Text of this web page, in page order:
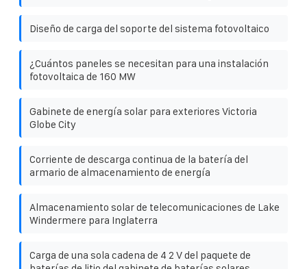
Diseño de carga del soporte del sistema fotovoltaico
¿Cuántos paneles se necesitan para una instalación
fotovoltaica de 160 MW
Gabinete de energía solar para exteriores Victoria
Globe City
Corriente de descarga continua de la batería del
armario de almacenamiento de energía
Almacenamiento solar de telecomunicaciones de Lake
Windermere para Inglaterra
Carga de una sola cadena de 4 2 V del paquete de